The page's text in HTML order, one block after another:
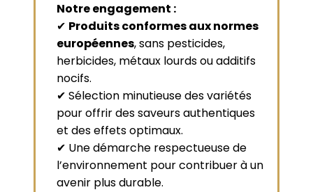
Notre engagement :
✔ Produits conformes aux normes
européennes, sans pesticides,
herbicides, métaux lourds ou additifs
nocifs.
✔ Sélection minutieuse des variétés
pour offrir des saveurs authentiques
et des effets optimaux.
✔ Une démarche respectueuse de
l’environnement pour contribuer à un
avenir plus durable.